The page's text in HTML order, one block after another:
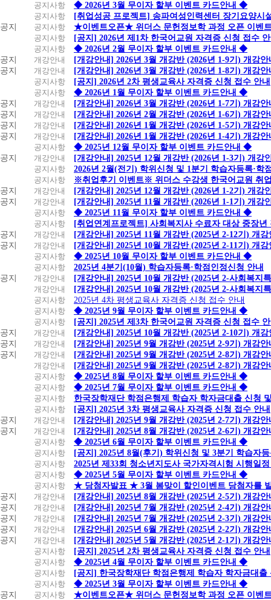
공지사항
◆ 2026년 3월 무이자 할부 이벤트 카드안내 ◆
공지사항
[취업성공 프로젝트] 송파여성인력센터 장기요양시
공지
공지사항
★이벤트오픈★ 위더스 문헌정보학 과정 오픈 이벤
공지사항
[공지] 2026년 제1차 한국어교원 자격증 신청 접수
공지사항
◆ 2026년 2월 무이자 할부 이벤트 카드안내 ◆
공지
개강안내
[개강안내] 2026년 3월 개강반 (2026년 1-9기) 개강안
공지
개강안내
[개강안내] 2026년 3월 개강반 (2026년 1-8기) 개강안
공지사항
[공지] 2026년 2차 평생교육사 자격증 신청 접수 안내
공지사항
◆ 2026년 1월 무이자 할부 이벤트 카드안내 ◆
공지
개강안내
[개강안내] 2026년 3월 개강반 (2026년 1-7기) 개강안
공지
개강안내
[개강안내] 2026년 2월 개강반 (2026년 1-6기) 개강안
공지
개강안내
[개강안내] 2026년 1월 개강반 (2026년 1-5기) 개강안
공지
개강안내
[개강안내] 2026년 1월 개강반 (2026년 1-4기) 개강안
공지사항
◆ 2025년 12월 무이자 할부 이벤트 카드안내 ◆
공지
개강안내
[개강안내] 2025년 12월 개강반 (2026년 1-3기) 개강
공지사항
2026년 2월(전기) 학위신청 및 1분기 학습자등록·학
공지사항
※취업후기 이벤트※ 위더스 수강생 한국어교원 취
공지
개강안내
[개강안내] 2025년 12월 개강반 (2026년 1-2기) 개강
공지
개강안내
[개강안내] 2025년 11월 개강반 (2026년 1-1기) 개강
공지사항
◆ 2025년 11월 무이자 할부 이벤트 카드안내 ◆
공지사항
[취업연계프로젝트] 사회복지사 수료자 대상 중장
공지
개강안내
[개강안내] 2025년 11월 개강반 (2025년 2-12기) 개강
공지
개강안내
[개강안내] 2025년 10월 개강반 (2025년 2-11기) 개강
공지사항
◆ 2025년 10월 무이자 할부 이벤트 카드안내 ◆
공지사항
2025년 4분기(10월) 학습자등록·학점인정신청 안내
공지
개강안내
[개강안내] 2025년 10월 개강반 (2025년 2-사회복지
개강안내
[개강안내] 2025년 10월 개강반 (2025년 2-사회복지
공지사항
2025년 4차 평생교육사 자격증 신청 접수 안내
공지사항
◆ 2025년 9월 무이자 할부 이벤트 카드안내 ◆
공지사항
[공지] 2025년 제3차 한국어교원 자격증 신청 접수
공지
개강안내
[개강안내] 2025년 10월 개강반 (2025년 2-10기) 개강
공지
개강안내
[개강안내] 2025년 9월 개강반 (2025년 2-9기) 개강안
공지
개강안내
[개강안내] 2025년 9월 개강반 (2025년 2-8기) 개강안
개강안내
[개강안내] 2025년 9월 개강반 (2025년 2-8기) 개강안
공지사항
◆ 2025년 8월 무이자 할부 이벤트 카드안내 ◆
공지사항
◆ 2025년 7월 무이자 할부 이벤트 카드안내 ◆
공지사항
한국장학재단 학점은행제 학습자 학자금대출 신청
공지사항
[공지] 2025년 3차 평생교육사 자격증 신청 접수 안내
공지
개강안내
[개강안내] 2025년 9월 개강반 (2025년 2-7기) 개강안
공지
개강안내
[개강안내] 2025년 8월 개강반 (2025년 2-6기) 개강안
공지사항
◆ 2025년 6월 무이자 할부 이벤트 카드안내 ◆
공지사항
[공지] 2025년 8월(후기) 학위신청 및 3분기 학습자
공지사항
2025년 제33회 청소년지도사 국가자격시험 시행일
공지사항
◆ 2025년 5월 무이자 할부 이벤트 카드안내 ◆
공지사항
★ 당첨자발표 ★ 3월 봄맞이 할인이벤트 당첨자를
공지
개강안내
[개강안내] 2025년 8월 개강반 (2025년 2-5기) 개강안
공지
개강안내
[개강안내] 2025년 7월 개강반 (2025년 2-4기) 개강안
공지
개강안내
[개강안내] 2025년 7월 개강반 (2025년 2-3기) 개강안
공지
개강안내
[개강안내] 2025년 6월 개강반 (2025년 2-2기) 개강안
공지
개강안내
[개강안내] 2025년 5월 개강반 (2025년 2-1기) 개강안
공지사항
[공지] 2025년 2차 평생교육사 자격증 신청 접수 안내
공지사항
◆ 2025년 4월 무이자 할부 이벤트 카드안내 ◆
공지사항
[공지] 한국장학재단 학점은행제 학습자 학자금대출
공지사항
◆ 2025년 3월 무이자 할부 이벤트 카드안내 ◆
공지
공지사항 ★이벤트오픈★ 위더스 문헌정보학 과정 오픈 이벤